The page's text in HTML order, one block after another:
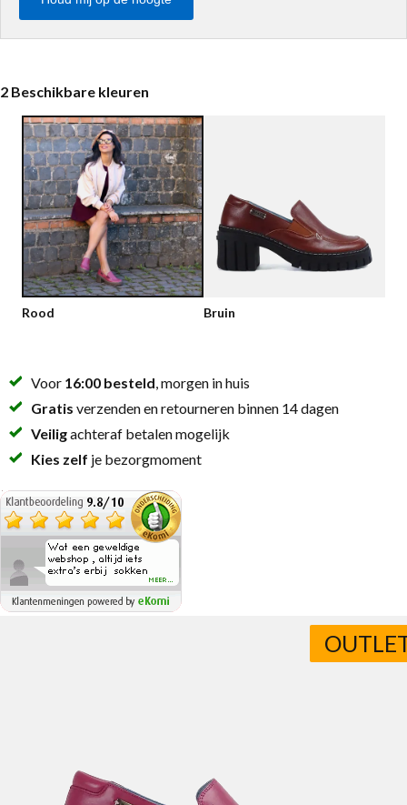
Lage schoenen
Vegan
Bikerboots
Veterlaarsjes
Workerboots
Enkellaarsjes met rits
Chelseaboots
Hakken
MAG Iconen
Loafers
Sale
2 Beschikbare kleuren
Rood Bruin
Voor 16:00 besteld, morgen in huis
Gratis verzenden en retourneren binnen 14 dagen
Veiligachteraf betalen mogelijk
Kies zelf je bezorgmoment